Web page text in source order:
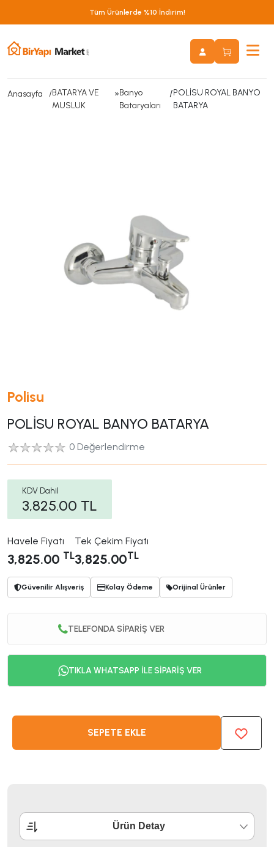
Tüm Ürünlerde %10 İndirim!
Anasayfa
BATARYA VE
MUSLUK
»Banyo
Bataryaları
/POLİSU ROYAL BANYO
BATARYA
Polisu
POLİSU ROYAL BANYO BATARYA
0 Değerlendirme
KDV Dahil
3,825.00 TL
Havele Fiyatı
3,825.00 TL
Tek Çekim Fiyatı
3,825.00TL
Güvenilir Alışveriş Kolay Ödeme Orijinal Ürünler
TELEFONDA SİPARİŞ VER
TIKLA WHATSAPP İLE SİPARİŞ VER
SEPETE EKLE
Ürün Detay